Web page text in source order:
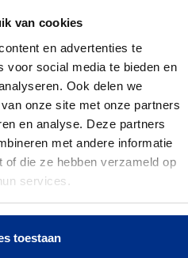
van cookies
en advertenties te
voor social media te bieden en
Ook delen we
onze site met onze partners
en analyse. Deze partners
met andere informatie
die ze hebben verzameld op
services.
toestaan
buis:
buis:
buis:
buis: